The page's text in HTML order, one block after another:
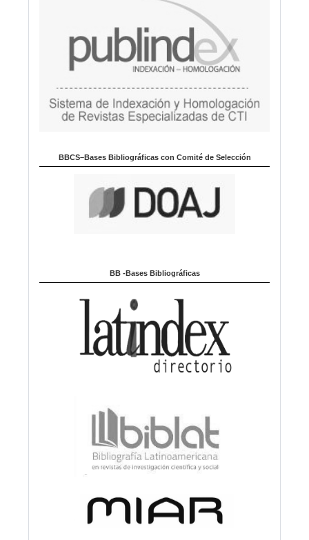
BBCS–Bases Bibliográficas con Comité de Selección
BB -Bases Bibliográficas